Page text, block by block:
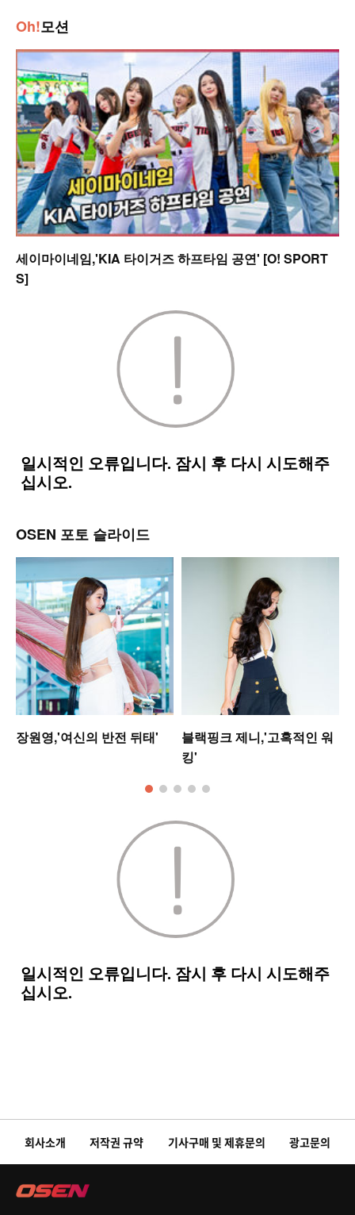
Oh!모션
세이마이네임,'KIA 타이거즈 하프타임 공연' [O! SPORT
S]
OSEN 포토 슬라이드
장원영,'여신의 반전 뒤태'
블랙핑크 제니,'고혹적인 워
킹'
회사소개 저작권 규약 기사구매 및 제휴문의 광고문의